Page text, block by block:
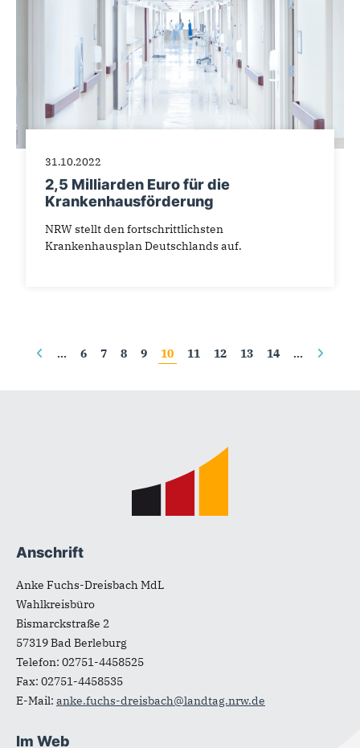
31.10.2022
2,5 Milliarden Euro für die
Krankenhausförderung
NRW stellt den fortschrittlichsten
Krankenhausplan Deutschlands auf.
Seiten
… 6 7 8 9 10 11 12 13 14 …
Anschrift
Anke Fuchs-Dreisbach MdL
Wahlkreisbüro
Bismarckstraße 2
57319Bad Berleburg
Telefon: 02751-4458525
Fax: 02751-4458535
E-Mail: anke.fuchs-dreisbach@landtag.nrw.de
Im Web